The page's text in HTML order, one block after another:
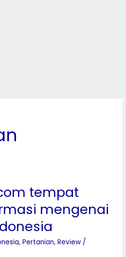
tempat
mengenai
,Pertanian,Review /